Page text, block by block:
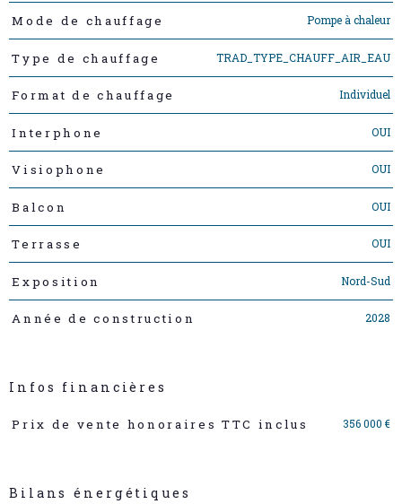
Mode de chauffage Pompe à chaleur
Type de chauffage TRAD_TYPE_CHAUFF_AIR_EAU
Format de chauffage Individuel
Interphone OUI
Visiophone OUI
Balcon OUI
Terrasse OUI
Exposition Nord-Sud
Année de construction 2028
Infos financières
Caractéristiques Valeurs
Prix de vente honoraires TTC inclus 356 000 €
Bilans énergétiques